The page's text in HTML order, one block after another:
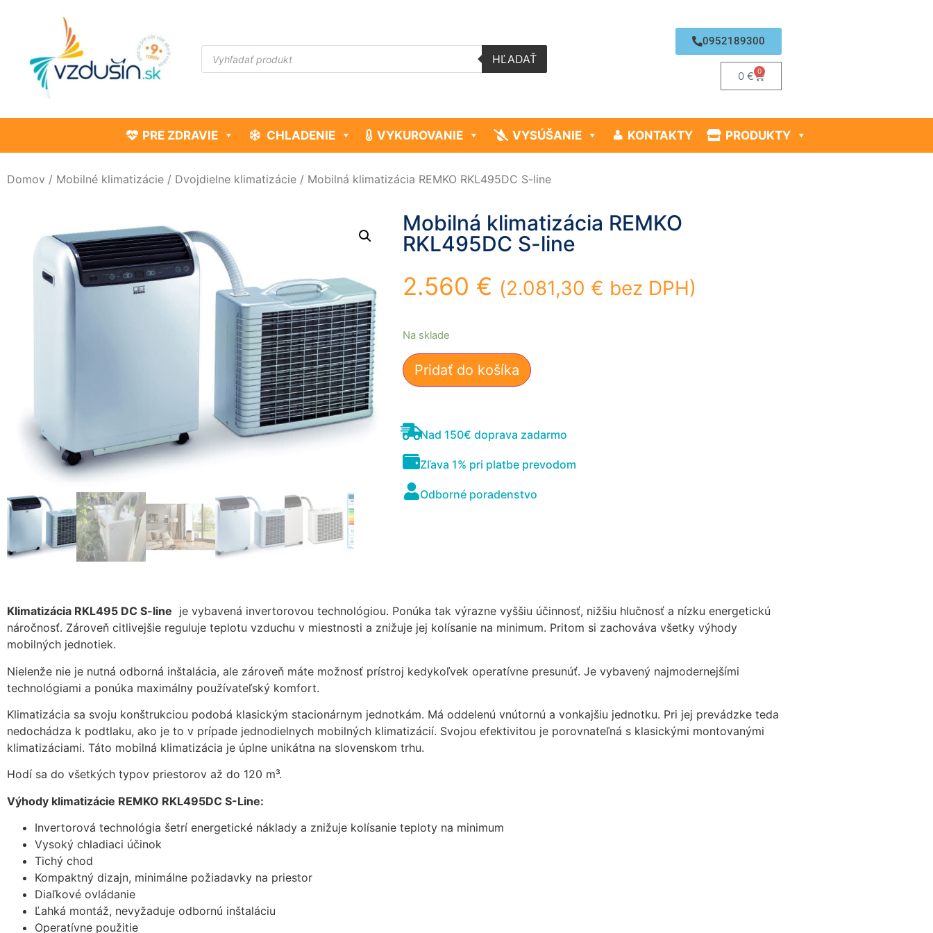
HĽADAŤ
0952189300
0€ 0
PRE ZDRAVIE CHLADENIE VYKUROVANIE VYSÚŠANIE KONTAKTY PRODUKTY
Domov / Mobilné klimatizácie / Dvojdielne klimatizácie / Mobilná klimatizácia REMKO RKL495DC S-line
Mobilná klimatizácia REMKO
RKL495DC S-line
2.560 € (2.081,30 € bez DPH)
Na sklade
Pridať do košíka
Nad 150€ doprava zadarmo
Zľava 1% pri platbe prevodom
Odborné poradenstvo
Klimatizácia RKL495 DC S-line je vybavená invertorovou technológiou. Ponúka tak výrazne vyššiu účinnosť, nižšiu hlučnosť a nízku energetickú
náročnosť. Zároveň citlivejšie reguluje teplotu vzduchu v miestnosti a znižuje jej kolísanie na minimum. Pritom si zachováva všetky výhody
mobilných jednotiek.
Nielenže nie je nutná odborná inštalácia, ale zároveň máte možnosť prístroj kedykoľvek operatívne presunúť. Je vybavený najmodernejšími
technológiami a ponúka maximálny používateľský komfort.
Klimatizácia sa svoju konštrukciou podobá klasickým stacionárnym jednotkám. Má oddelenú vnútornú a vonkajšiu jednotku. Pri jej prevádzke teda
nedochádza k podtlaku, ako je to v prípade jednodielnych mobilných klimatizácií. Svojou efektivitou je porovnateľná s klasickými montovanými
klimatizáciami. Táto mobilná klimatizácia je úplne unikátna na slovenskom trhu.
Hodí sa do všetkých typov priestorov až do 120 m³.
Výhody klimatizácie REMKO RKL495DC S-Line:
Invertorová technológia šetrí energetické náklady a znižuje kolísanie teploty na minimum
Vysoký chladiaci účinok
Tichý chod
Kompaktný dizajn, minimálne požiadavky na priestor
Diaľkové ovládanie
Ľahká montáž, nevyžaduje odbornú inštaláciu
Operatívne použitie
Nevyhnutné
Tieto súbory
cookie nie sú
voliteľné. Sú
Štatistiky
Aby sme
mohli
a štruktúru
základe
spôsobu
spokojnosť